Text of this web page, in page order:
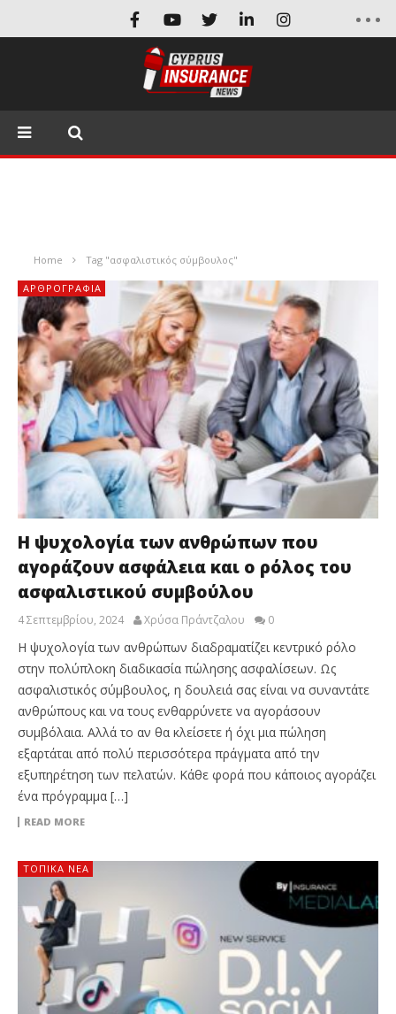
Home Tag "ασφαλιστικός σύμβουλος"
ΑΡΘΡΟΓΡΑΦΊΑ
Η ψυχολογία των ανθρώπων που
αγοράζουν ασφάλεια και ο ρόλος του
ασφαλιστικού συμβούλου
4 Σεπτεμβρίου, 2024 Χρύσα Πράντζαλου 0
Η ψυχολογία των ανθρώπων διαδραματίζει κεντρικό ρόλο
στην πολύπλοκη διαδικασία πώλησης ασφαλίσεων. Ως
ασφαλιστικός σύμβουλος, η δουλειά σας είναι να συναντάτε
ανθρώπους και να τους ενθαρρύνετε να αγοράσουν
συμβόλαια. Αλλά το αν θα κλείσετε ή όχι μια πώληση
εξαρτάται από πολύ περισσότερα πράγματα από την
εξυπηρέτηση των πελατών. Κάθε φορά που κάποιος αγοράζει
ένα πρόγραμμα […]
READ MORE
ΤΟΠΙΚΑ ΝΕΑ